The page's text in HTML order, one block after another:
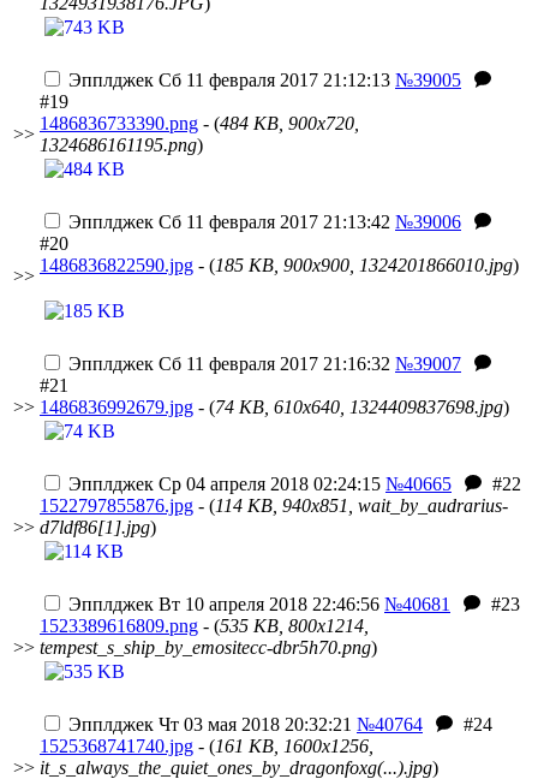
>>
Эпплджек Сб 11 февраля 2017 21:12:13 №39005
#19
1486836733390.png - (484 KB, 900x720,
1324686161195.png)
>>
Эпплджек Сб 11 февраля 2017 21:13:42 №39006
#20
1486836822590.jpg - (185 KB, 900x900, 1324201866010.jpg)
>>
Эпплджек Сб 11 февраля 2017 21:16:32 №39007
#21
1486836992679.jpg - (74 KB, 610x640, 1324409837698.jpg)
>>
Эпплджек Ср 04 апреля 2018 02:24:15 №40665
#22
1522797855876.jpg - (114 KB, 940x851, wait_by_audrarius-
d7ldf86[1].jpg)
>>
Эпплджек Вт 10 апреля 2018 22:46:56 №40681
#23
1523389616809.png - (535 KB, 800x1214,
tempest_s_ship_by_emositecc-dbr5h70.png)
>>
Эпплджек Чт 03 мая 2018 20:32:21 №40764
#24
1525368741740.jpg - (161 KB, 1600x1256,
it_s_always_the_quiet_ones_by_dragonfoxg(...).jpg)